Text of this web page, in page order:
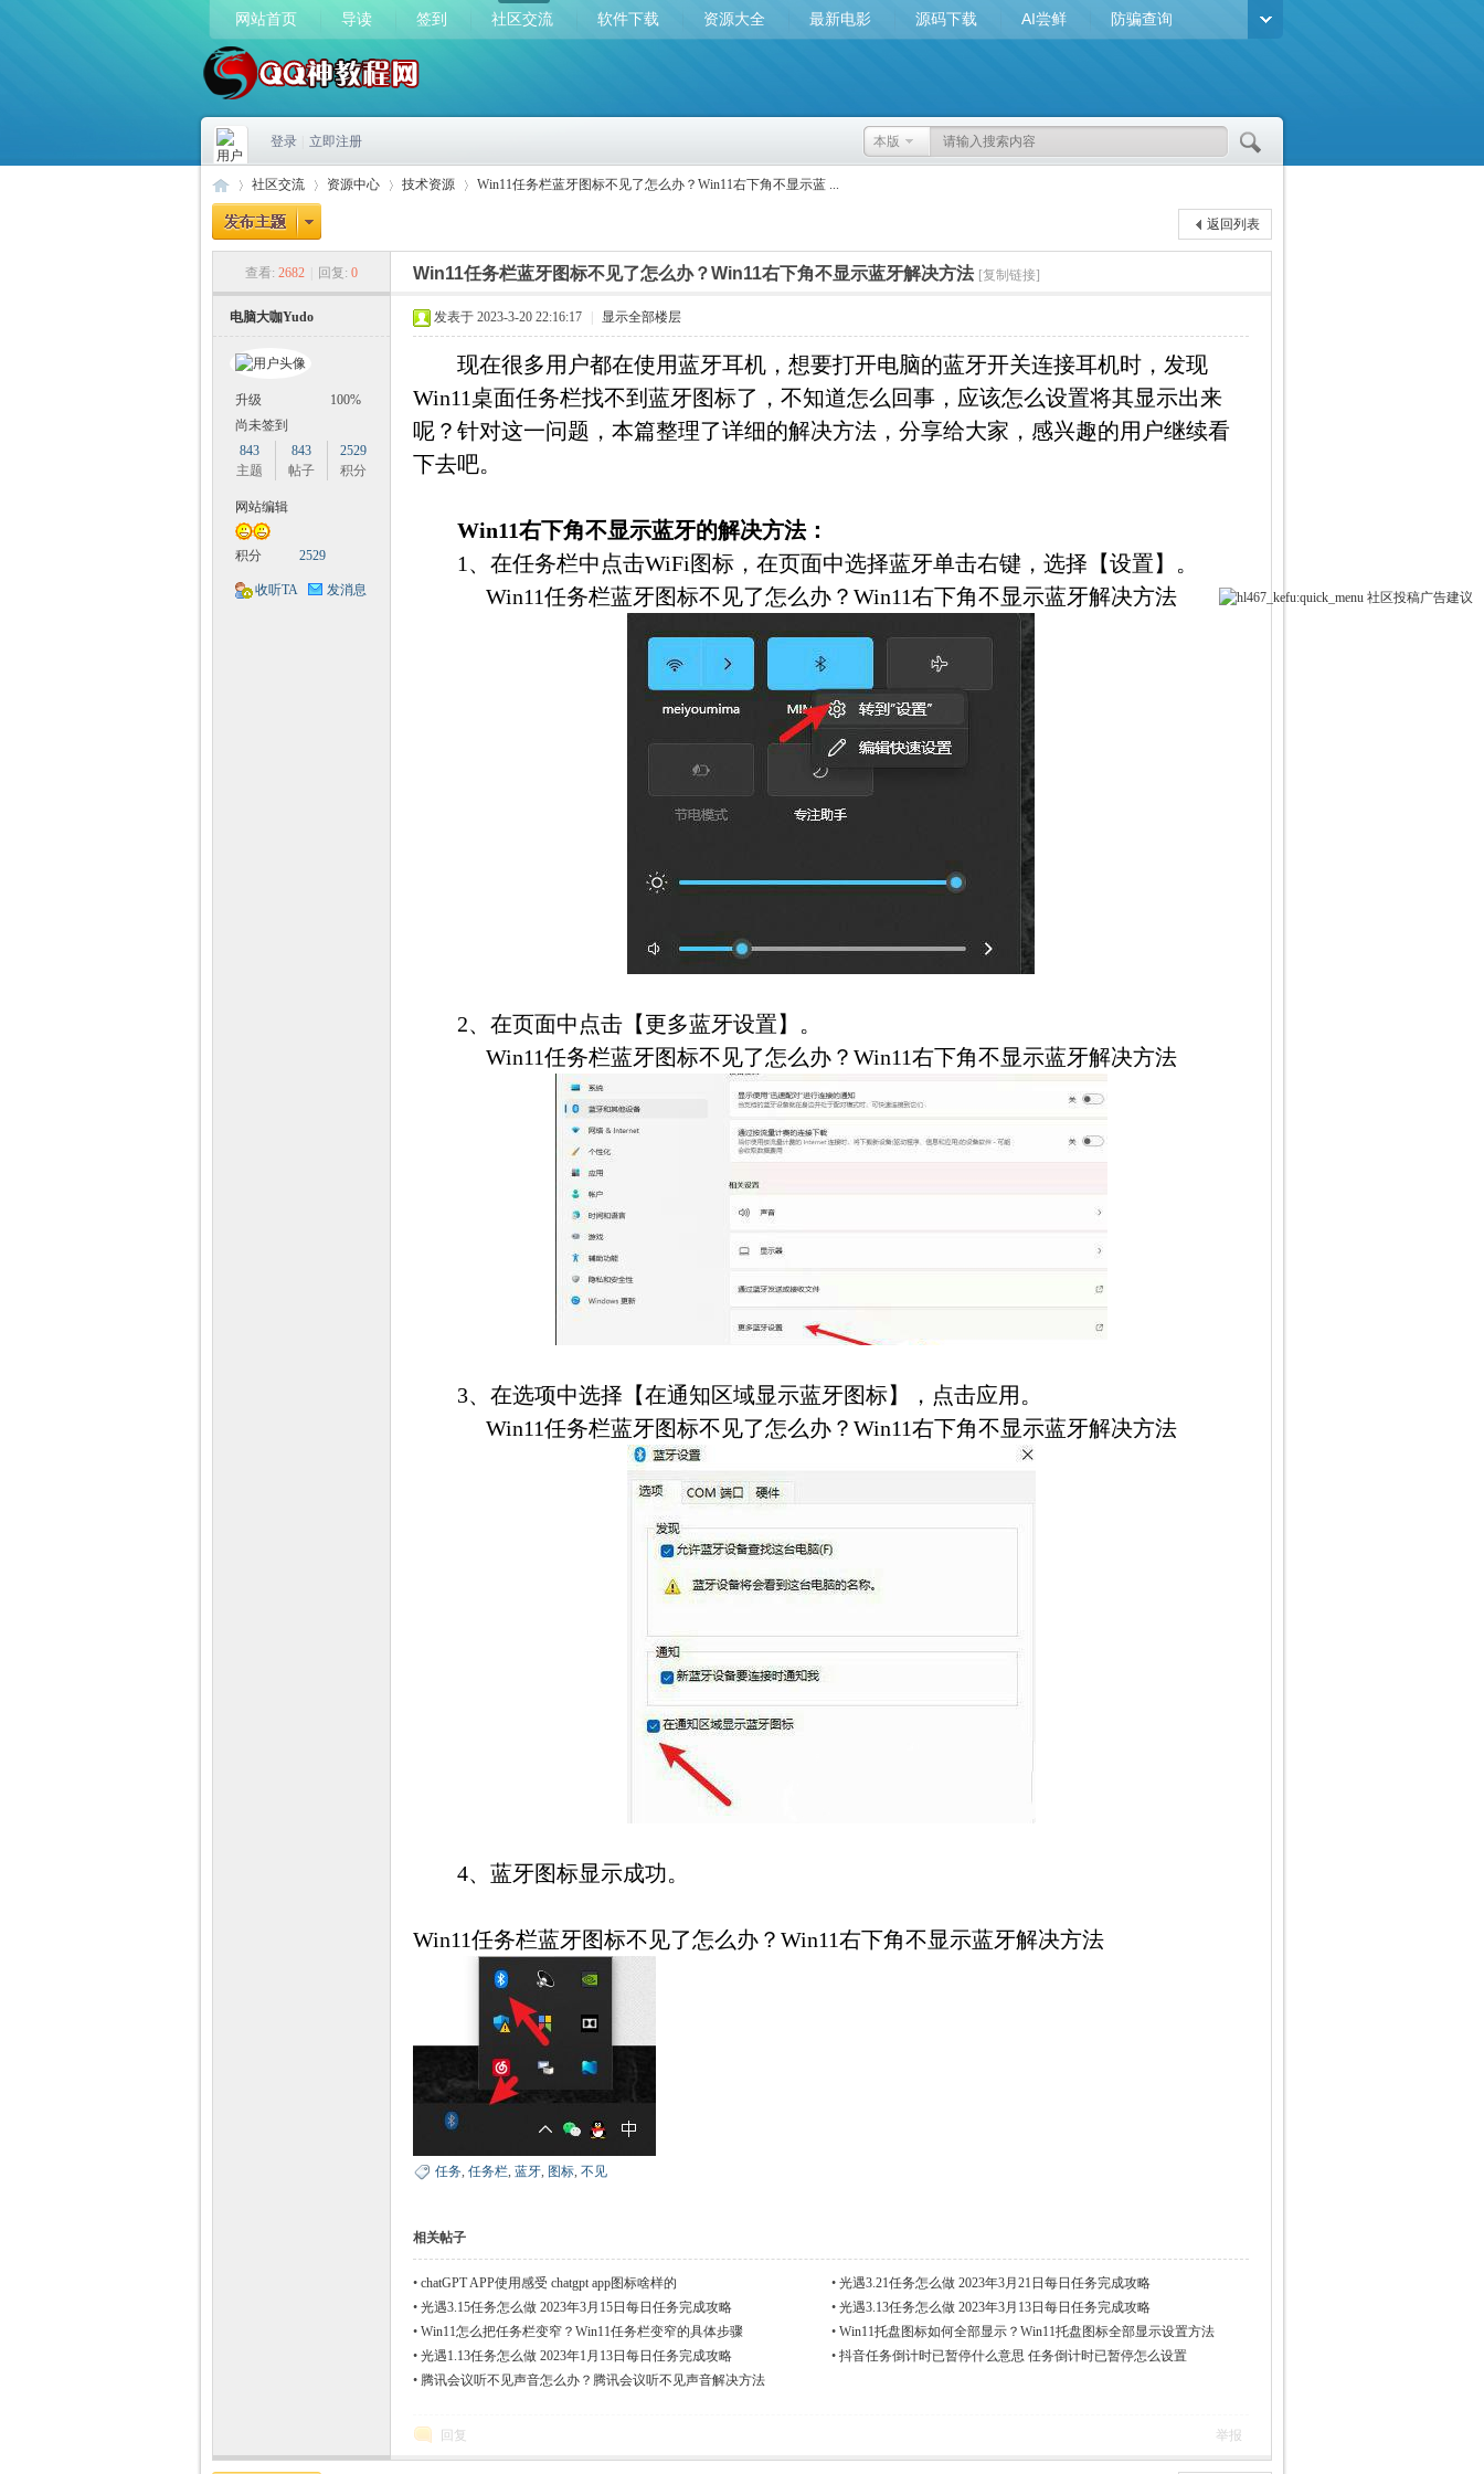
网站首页 导读 签到 社区交流 软件下载 资源大全 最新电影 源码下载 AI尝鲜 防骗查询
本版
登录 立即注册
社区交流 资源中心 技术资源
›
Win11任务栏蓝牙图标不见了怎么办？Win11右下角不显示蓝 ...
返回列表
查看: 2682 回复: 0 Win11任务栏蓝牙图标不见了怎么办？Win11右下角不显示蓝牙解决方法 [复制链接]
电脑大咖Yudo
升级
100%
尚未签到
843
主题
843
帖子
2529
积分
网站编辑
积分 2529
收听TA 发消息
发表于 2023-3-20 22:16:17 显示全部楼层
现在很多用户都在使用蓝牙耳机，想要打开电脑的蓝牙开关连接耳机时，发现
Win11桌面任务栏找不到蓝牙图标了，不知道怎么回事，应该怎么设置将其显示出来
呢？针对这一问题，本篇整理了详细的解决方法，分享给大家，感兴趣的用户继续看
下去吧。
Win11右下角不显示蓝牙的解决方法：
1、在任务栏中点击WiFi图标，在页面中选择蓝牙单击右键，选择【设置】。
Win11任务栏蓝牙图标不见了怎么办？Win11右下角不显示蓝牙解决方法
2、在页面中点击【更多蓝牙设置】。
Win11任务栏蓝牙图标不见了怎么办？Win11右下角不显示蓝牙解决方法
3、在选项中选择【在通知区域显示蓝牙图标】，点击应用。
Win11任务栏蓝牙图标不见了怎么办？Win11右下角不显示蓝牙解决方法
4、蓝牙图标显示成功。
Win11任务栏蓝牙图标不见了怎么办？Win11右下角不显示蓝牙解决方法
任务, 任务栏, 蓝牙, 图标, 不见
相关帖子
• chatGPT APP使用感受 chatgpt app图标啥样的 • 光遇3.21任务怎么做 2023年3月21日每日任务完成攻略
• 光遇3.15任务怎么做 2023年3月15日每日任务完成攻略 • 光遇3.13任务怎么做 2023年3月13日每日任务完成攻略
• Win11怎么把任务栏变窄？Win11任务栏变窄的具体步骤 • Win11托盘图标如何全部显示？Win11托盘图标全部显示设置方法
• 光遇1.13任务怎么做 2023年1月13日每日任务完成攻略 • 抖音任务倒计时已暂停什么意思 任务倒计时已暂停怎么设置
• 腾讯会议听不见声音怎么办？腾讯会议听不见声音解决方法
回复 举报
社区投稿广告建议